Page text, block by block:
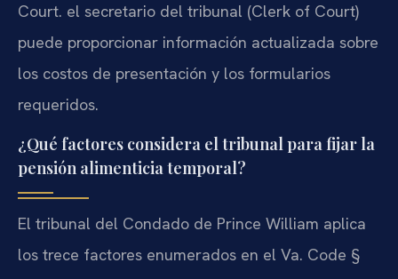
Court. el secretario del tribunal (Clerk of Court)
puede proporcionar información actualizada sobre
los costos de presentación y los formularios
requeridos.
¿Qué factores considera el tribunal para fijar la
pensión alimenticia temporal?
El tribunal del Condado de Prince William aplica
los trece factores enumerados en el Va. Code §